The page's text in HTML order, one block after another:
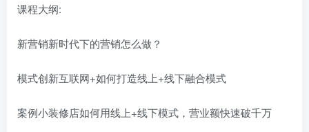
课程大纲:
新营销新时代下的营销怎么做？
模式创新互联网+如何打造线上+线下融合模式
案例小装修店如何用线上+线下模式，营业额快速破千万